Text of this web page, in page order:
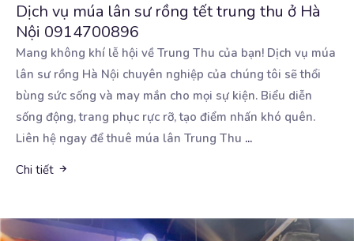
Dịch vụ múa lân sư rồng tết trung thu ở Hà
Nội 0914700896
Mang không khí lễ hội về Trung Thu của bạn! Dịch vụ múa
lân sư rồng Hà Nội chuyên nghiệp của chúng tôi sẽ thổi
bùng sức sống và may mắn cho mọi sự kiện. Biểu diễn
sống động, trang phục rực rỡ, tạo điểm nhấn khó quên.
Liên hệ ngay để thuê múa lân Trung Thu ...
Chi tiết